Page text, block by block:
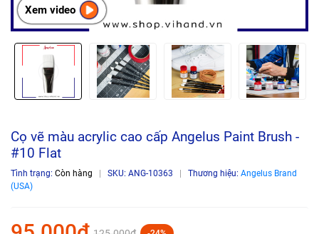
Xem video
Cọ vẽ màu acrylic cao cấp Angelus Paint Brush -
#10 Flat
Tình trạng: Còn hàng SKU: ANG-10363 Thương hiệu: Angelus Brand
(USA)